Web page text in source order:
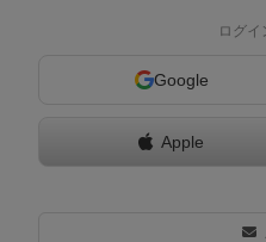
ブラッドスト
ログイ
Google
Apple